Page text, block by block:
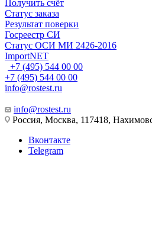
Получить счёт
Статус заказа
Результат поверки
Госреестр СИ
Статус ОСИ МИ 2426-2016
ImportNET
+7 (495) 544 00 00
+7 (495) 544 00 00
info@rostest.ru
info@rostest.ru
Россия, Москва, 117418,
Вконтакте
Telegram